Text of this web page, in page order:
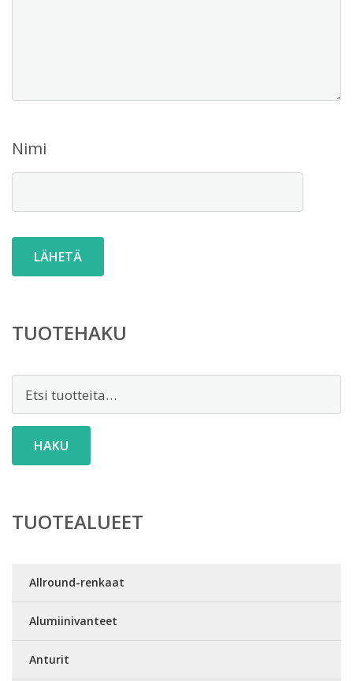
Nimi
TUOTEHAKU
HAKU
TUOTEALUEET
Allround-renkaat
Alumiinivanteet
Anturit